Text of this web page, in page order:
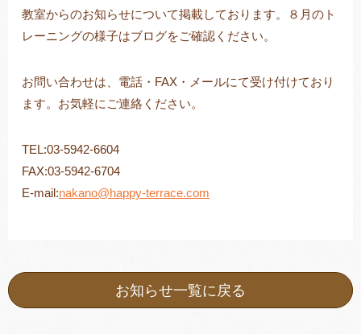
教室からのお知らせについて掲載しております。８月のト
レーニングの様子はブログをご確認ください。
お問い合わせは、電話・FAX・メールにて受け付けており
ます。お気軽にご連絡ください。
TEL:03-5942-6604
FAX:03-5942-6704
E-mail:nakano@happy-terrace.com
お知らせ一覧に戻る